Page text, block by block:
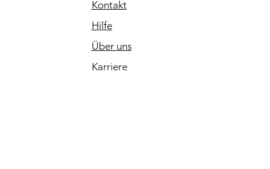
Kontakt
Hilfe
Über uns
Karriere